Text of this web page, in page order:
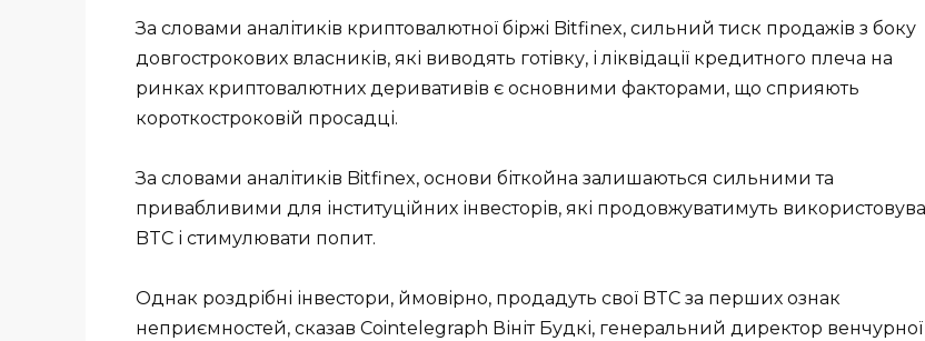
За словами аналітиків криптовалютної біржі Bitfinex, сильний тиск продажів з боку
довгострокових власників, які виводять готівку, і ліквідації кредитного плеча на
ринках криптовалютних деривативів є основними факторами, що сприяють
короткостроковій просадці.
За словами аналітиків Bitfinex, основи біткойна залишаються сильними та
привабливими для інституційних інвесторів, які продовжуватимуть
BTC і стимулювати попит.
Однак роздрібні інвестори, ймовірно, продадуть свої BTC за перших ознак
неприємностей, сказав Cointelegraph Вініт Будкі, генеральний директор венчурної